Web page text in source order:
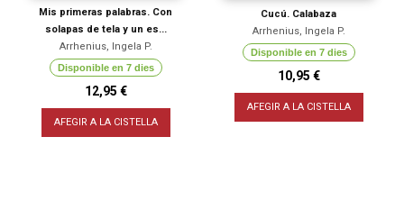
Mis primeras palabras. Con
solapas de tela y un es...
Arrhenius, Ingela P.
Disponible en 7 dies
12,95 €
AFEGIR A LA CISTELLA
Cucú. Calabaza
Arrhenius, Ingela P.
Disponible en 7 dies
10,95 €
AFEGIR A LA CISTELLA